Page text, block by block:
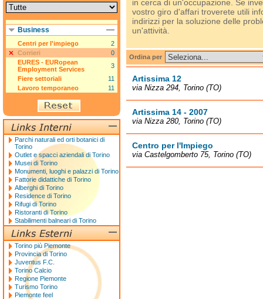
in cerca di un'occupazione. Se
vostro giro d'affari troverete utili
indirizzi per la soluzione delle
un'attività.
Ordina per
Artissima 12
via Nizza 294, Torino (TO)
Artissima 14 - 2007
via Nizza 280, Torino (TO)
Centro per l'Impiego
via Castelgomberto 75, Torino (TO)
Business
Centri per l'impiego
2
Corrieri
0
EURES - EURopean
Employment Services
3
Fiere settoriali
11
Lavoro temporaneo
11
Parchi naturali ed orti botanici di
Torino
Outlet e spacci aziendali di Torino
Musei di Torino
Monumenti, luoghi e palazzi di Torino
Fattorie didattiche di Torino
Alberghi di Torino
Residence di Torino
Rifugi di Torino
Ristoranti di Torino
Stabilimenti balneari di Torino
Torino più Piemonte
Provincia di Torino
Juventus F.C.
Torino Calcio
Regione Piemonte
Turismo Torino
Piemonte feel